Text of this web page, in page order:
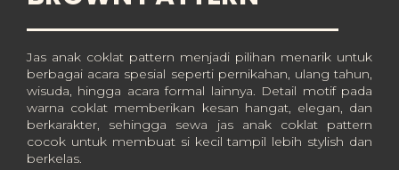
Jas anak coklat pattern menjadi pilihan menarik untuk
berbagai acara spesial seperti pernikahan, ulang tahun,
wisuda, hingga acara formal lainnya. Detail motif pada
warna coklat memberikan kesan hangat, elegan, dan
berkarakter, sehingga sewa jas anak coklat pattern
cocok untuk membuat si kecil tampil lebih stylish dan
berkelas.